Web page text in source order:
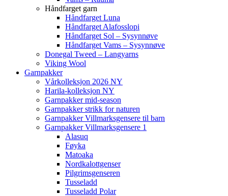
Håndfarget garn
Håndfarget Luna
Håndfarget Alafosslopi
Håndfarget Sol – Sysynnøve
Håndfarget Vams – Sysynnøve
Donegal Tweed – Langyarns
Viking Wool
Garnpakker
Vårkolleksjon 2026 NY
Harila-kolleksjon NY
Garnpakker mid-season
Garnpakker strikk for naturen
Garnpakker Villmarksgensere til barn
Garnpakker Villmarksgensere 1
Alasuq
Føyka
Matoaka
Nordkalottgenser
Pilgrimsgenseren
Tusseladd
Tusseladd Polar